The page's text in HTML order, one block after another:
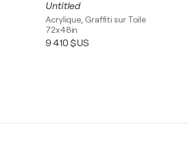
Untitled
Acrylique, Graffiti sur Toile
72x48in
9 410 $US